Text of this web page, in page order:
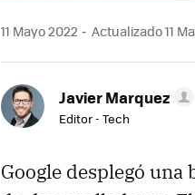
11 Mayo 2022 Actualizado 11
Javier Marquez
Editor - Tech
Google desplegó